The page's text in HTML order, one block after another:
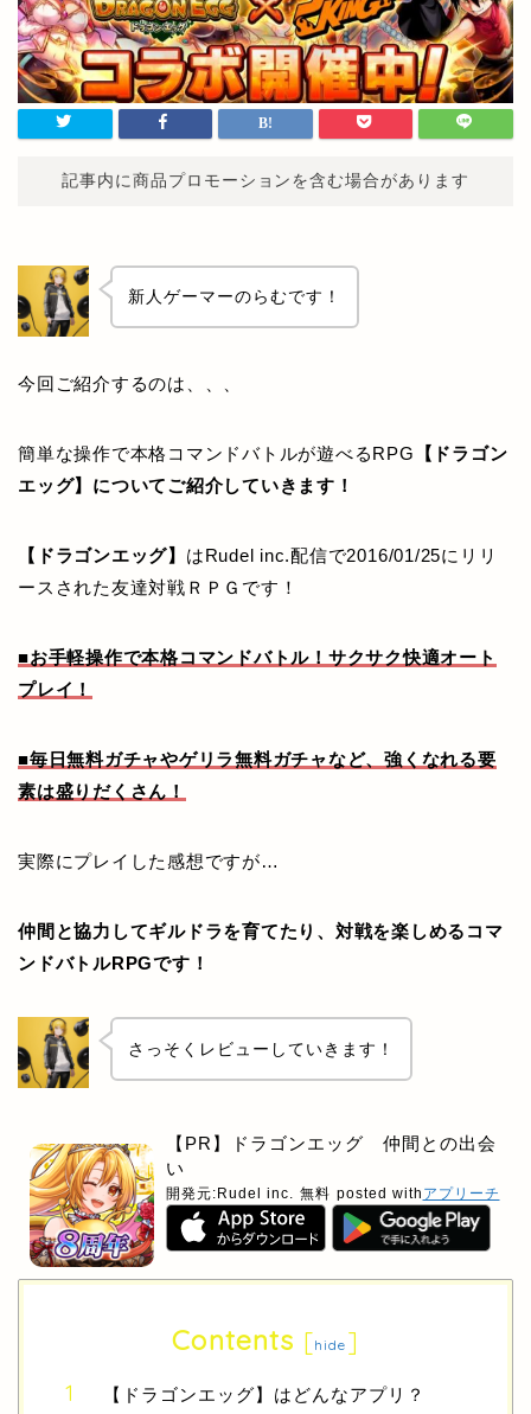
記事内に商品プロモーションを含む場合があります
新人ゲーマーのらむです！
今回ご紹介するのは、、、
簡単な操作で本格コマンドバトルが遊べるRPG
【ドラゴン
エッグ】についてご紹介していきます！
【ドラゴンエッグ】 はRudel inc.配信で2016/01/25にリリ
ースされた友達対戦ＲＰＧです！
■お手軽操作で本格コマンドバトル！サクサク快適オート
プレイ！
■毎日無料ガチャやゲリラ無料ガチャなど、強くなれる要
素は盛りだくさん！
実際にプレイした感想ですが…
仲間と協力してギルドラを育てたり、対戦を楽しめるコマ
ンドバトルRPGです！
さっそくレビューしていきます！
【PR】ドラゴンエッグ 仲間との出会
い
開発元:Rudel inc. 無料 posted with アプリーチ
Contents [hide ]
【ドラゴンエッグ】はどんなアプリ？